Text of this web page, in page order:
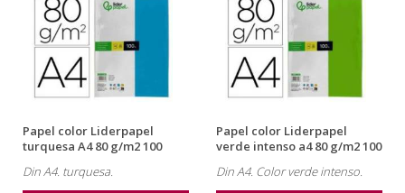
Papel color Liderpapel
turquesa A4 80 g/m2 100
Din A4. turquesa.
Papel color Liderpapel
verde intenso a4 80 g/m2 100
Din A4. Color verde intenso.